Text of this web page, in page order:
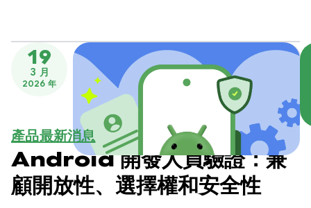
19
3 月
2026 年
產品最新消息
Android 開發人員驗證：兼
顧開放性、選擇權和安全性